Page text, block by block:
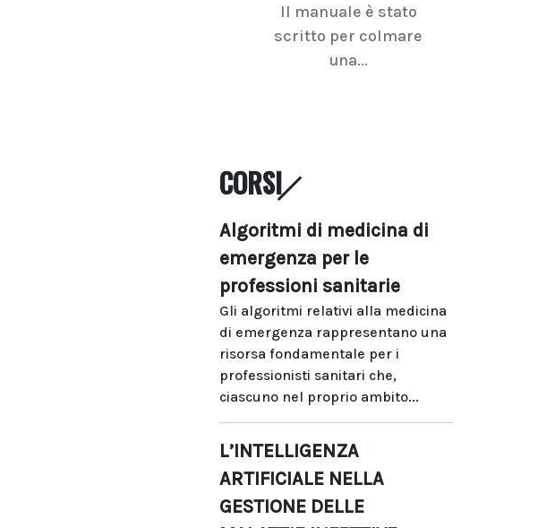
Il manuale è stato
scritto per colmare
una...
CORSI
Algoritmi di medicina di
emergenza per le
professioni sanitarie
Gli algoritmi relativi alla medicina
di emergenza rappresentano una
risorsa fondamentale per i
professionisti sanitari che,
ciascuno nel proprio ambito...
L’INTELLIGENZA
ARTIFICIALE NELLA
GESTIONE DELLE